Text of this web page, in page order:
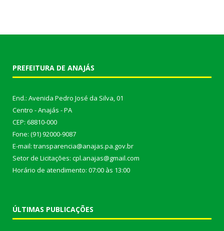
PREFEITURA DE ANAJÁS
End.: Avenida Pedro José da Silva, 01
Centro - Anajás - PA
CEP: 68810-000
Fone: (91) 92000-9087
E-mail: transparencia@anajas.pa.gov.br
Setor de Licitações: cpl.anajas@gmail.com
Horário de atendimento: 07:00 às 13:00
ÚLTIMAS PUBLICAÇÕES